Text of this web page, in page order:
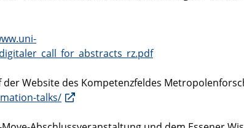
Website des Kompetenzfeldes
talks/